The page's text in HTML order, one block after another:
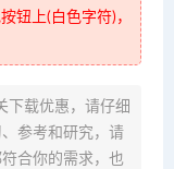
钮上(白色字符)，
下载优惠，请仔细
参考和研究，请
合你的需求，也